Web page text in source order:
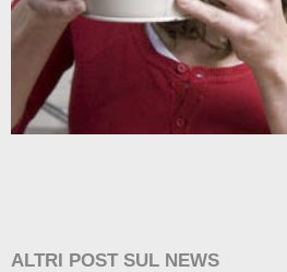
ALTRI POST SUL NEWS